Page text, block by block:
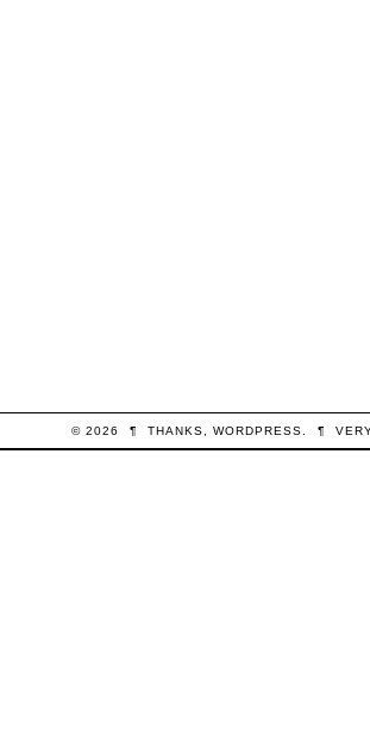
© 2026 ¶ THANKS, WORDPRESS. ¶